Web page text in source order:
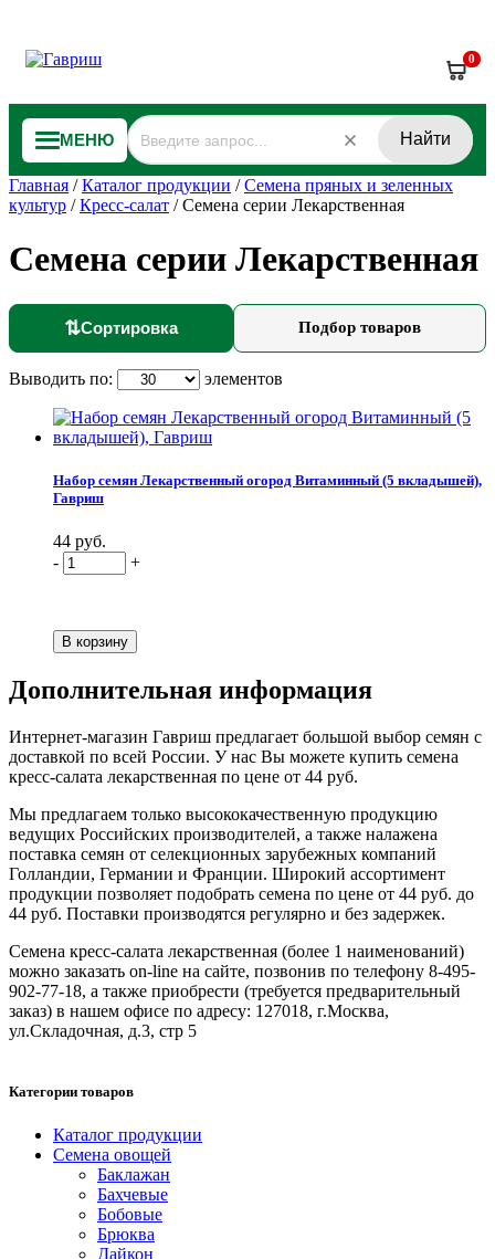
0
МЕНЮ Найти
Главная /Каталог продукции /Семена пряных и зеленных
культур /Кресс-салат /Семена серии Лекарственная
Семена серии Лекарственная
⇅Сортировка Подбор товаров
Выводить по: элементов
Набор семян Лекарственный огород Витаминный (5 вкладышей),
Гавриш
44 руб.
-
+
Дополнительная информация
Интернет-магазин Гавриш предлагает большой выбор семян с
доставкой по всей России. У нас Вы можете купить семена
кресс-салата лекарственная по цене от 44 руб.
Мы предлагаем только высококачественную продукцию
ведущих Российских производителей, а также налажена
поставка семян от селекционных зарубежных компаний
Голландии, Германии и Франции. Широкий ассортимент
продукции позволяет подобрать семена по цене от 44 руб. до
44 руб. Поставки производятся регулярно и без задержек.
Семена кресс-салата лекарственная (более 1 наименований)
можно заказать on-line на сайте, позвонив по телефону 8-495-
902-77-18, а также приобрести (требуется предварительный
заказ) в нашем офисе по адресу: 127018, г.Москва,
ул.Складочная, д.3, стр 5
Категории товаров
Каталог продукции
Семена овощей
Баклажан
Бахчевые
Бобовые
Брюква
Дайкон